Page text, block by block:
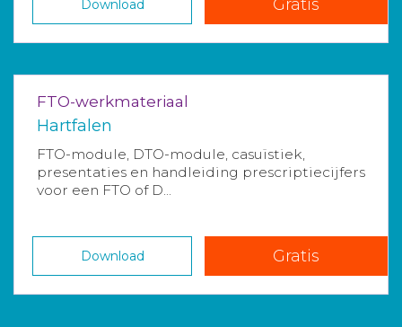
Download Gratis
FTO-werkmateriaal
Hartfalen
FTO-module, DTO-module, casuïstiek,
presentaties en handleiding prescriptiecijfers
voor een FTO of D...
Download Gratis